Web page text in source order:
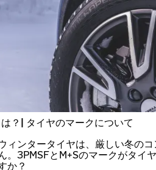
？| タイヤのマークについて
ィンタータイヤは、厳しい冬の
。3PMSFとM+Sのマークがタイ
か？